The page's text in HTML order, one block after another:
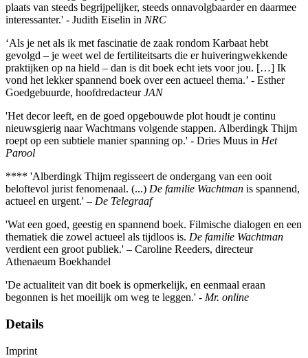
plaats van steeds begrijpelijker, steeds onnavolgbaarder en daarmee
interessanter.' - Judith Eiselin in NRC
‘Als je net als ik met fascinatie de zaak rondom Karbaat hebt
gevolgd – je weet wel de fertiliteitsarts die er huiveringwekkende
praktijken op na hield – dan is dit boek echt iets voor jou. […] Ik
vond het lekker spannend boek over een actueel thema.’ - Esther
Goedgebuurde, hoofdredacteurJAN
'Het decor leeft, en de goed opgebouwde plot houdt je continu
nieuwsgierig naar Wachtmans volgende stappen. Alberdingk Thijm
roept op een subtiele manier spanning op.' - Dries Muus in Het
Parool
**** 'Alberdingk Thijm regisseert de ondergang van een ooit
beloftevol jurist fenomenaal. (...) De familie Wachtman is spannend,
actueel en urgent.' – De Telegraaf
'Wat een goed, geestig en spannend boek. Filmische dialogen en een
thematiek die zowel actueel als tijdloos is. De familie Wachtman
verdient een groot publiek.' – Caroline Reeders, directeur
Athenaeum Boekhandel
'De actualiteit van dit boek is opmerkelijk, en eenmaal eraan
begonnen is het moeilijk om weg te leggen.' - Mr. online
Details
Imprint